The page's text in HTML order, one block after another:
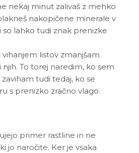
nekaj minut zalivaš z mehko
nakopičene minerale v
so lahko tudi znak prenizke
vihanjem listov zmanjšam
To torej naredim, ko sem
tudi tedaj, ko se
s prenizko zračno vlago.
primer rastline in ne
jo naročite. Ker je vsaka